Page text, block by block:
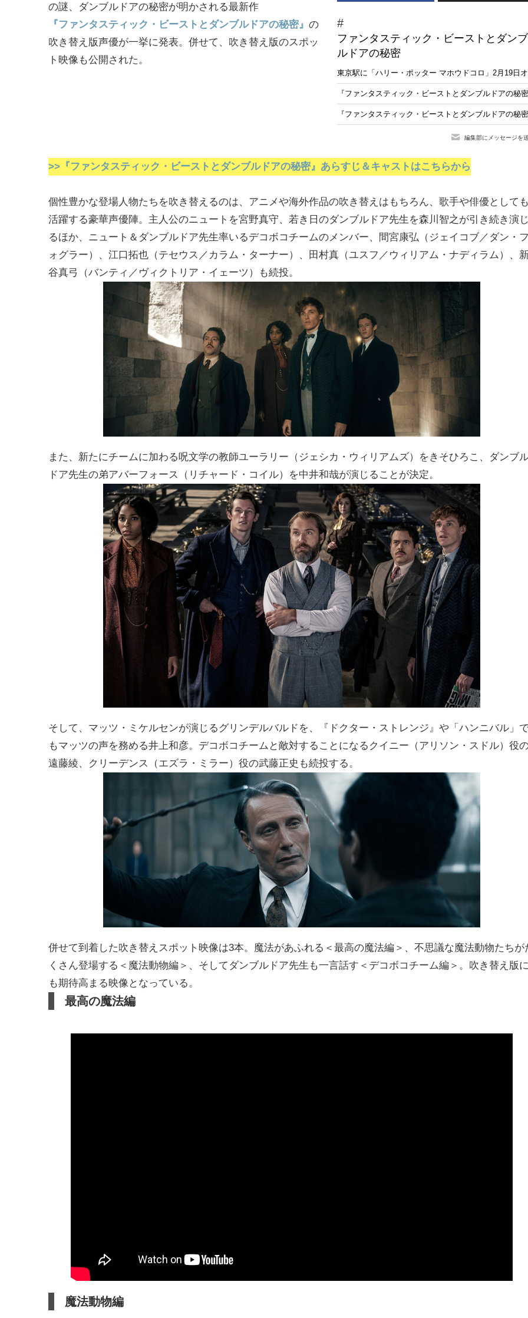
ファンタスティック・ビーストとダンブ
ルドアの秘密
東京駅に「ハリー・ポッター マホウドコロ」2月19日
『ファンタスティック・ビーストとダンブルドアの
『ファンタスティック・ビーストとダンブルドアの秘
編集部にメッセージを
の謎、ダンブルドアの秘密が明かされる最新作
『ファンタスティック・ビーストとダンブルドアの秘密』 の
吹き替え版声優が一挙に発表。併せて、吹き替え版のスポッ
ト映像も公開された。
>>『ファンタスティック・ビーストとダンブルドアの秘密』あらすじ＆キャストはこちらから
個性豊かな登場人物たちを吹き替えるのは、アニメや海外作品の吹き替えはもちろん、歌手や俳優として
活躍する豪華声優陣。主人公のニュートを宮野真守、若き日のダンブルドア先生を森川智之が引き続き演
るほか、ニュート＆ダンブルドア先生率いるデコボコチームのメンバー、間宮康弘（ジェイコブ／ダン・
ォグラー）、江口拓也（テセウス／カラム・ターナー）、田村真（ユスフ／ウィリアム・ナディラム）、
谷真弓（バンティ／ヴィクトリア・イェーツ）も続投。
また、新たにチームに加わる呪文学の教師ユーラリー（ジェシカ・ウィリアムズ）をきそひろこ、ダンブ
ドア先生の弟アバーフォース（リチャード・コイル）を中井和哉が演じることが決定。
そして、マッツ・ミケルセンが演じるグリンデルバルドを、『ドクター・ストレンジ』や「ハンニバル」
もマッツの声を務める井上和彦。デコボコチームと敵対することになるクイニー（アリソン・スドル）役
遠藤綾、クリーデンス（エズラ・ミラー）役の武藤正史も続投する。
併せて到着した吹き替えスポット映像は3本。魔法があふれる＜最高の魔法編＞、不思議な魔法動物たちが
くさん登場する＜魔法動物編＞、そしてダンブルドア先生も一言話す＜デコボコチーム編＞。吹き替え版
も期待高まる映像となっている。
最高の魔法編
魔法動物編